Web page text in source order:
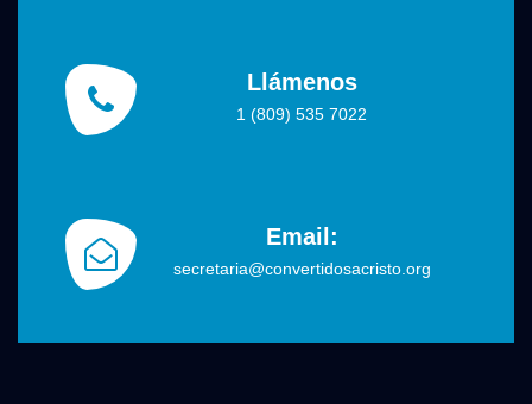
Llámenos
1 (809) 535 7022
Email:
secretaria@convertidosacristo.org